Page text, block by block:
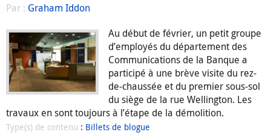
Par : Graham Iddon
Au début de février, un petit groupe
d’employés du département des
Communications de la Banque a
participé à une brève visite du rez-
de-chaussée et du premier sous-sol
du siège de la rue Wellington. Les
travaux en sont toujours à l’étape de la démolition.
Type(s) de contenu : Billets de blogue